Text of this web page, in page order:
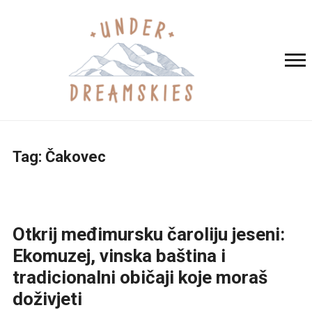
Tag: Čakovec
Otkrij međimursku čaroliju jeseni:
Ekomuzej, vinska baština i
tradicionalni običaji koje moraš
doživjeti